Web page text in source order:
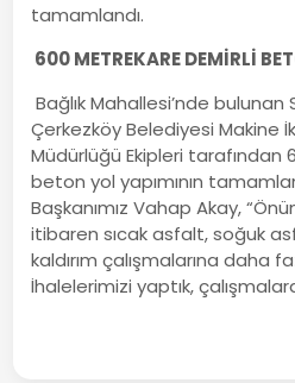
tamamlandı.
600 METREKARE DEMİRLİ
Bağlık Mahallesi’nde bulunan
Çerkezköy Belediyesi Makine
Müdürlüğü Ekipleri
beton yol yapımının
Başkanımız Vahap Akay,
itibaren sıcak asfalt, soğuk
kaldırım çalışmalarına daha
İhalelerimizi yaptık,